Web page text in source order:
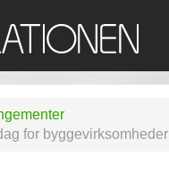
for byggevirksomheder